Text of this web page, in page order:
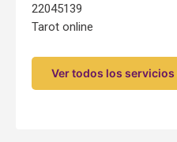
22045139
Tarot online
Ver todos los servicios